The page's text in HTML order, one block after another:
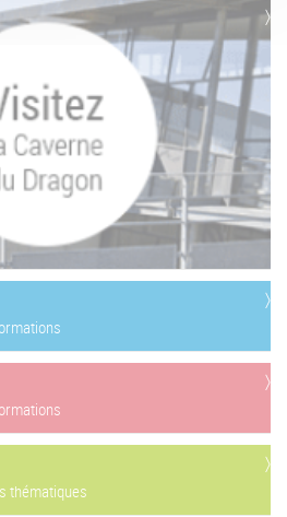
thématiques